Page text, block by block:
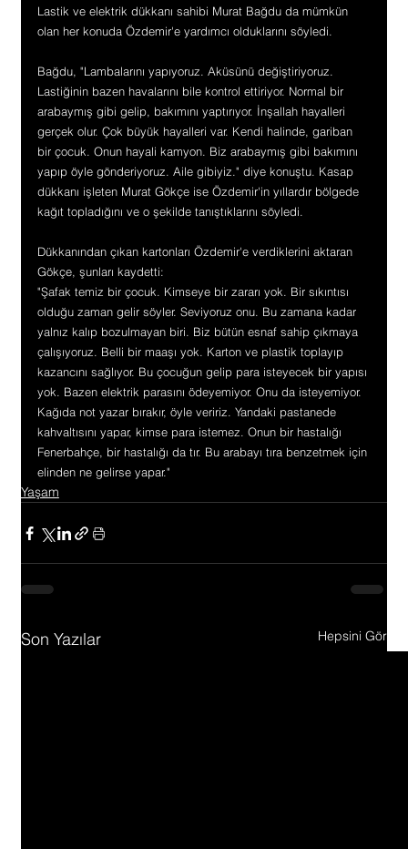
Lastik ve elektrik dükkanı sahibi Murat Bağdu da mümkün
olan her konuda Özdemir'e yardımcı olduklarını söyledi.
Bağdu, "Lambalarını yapıyoruz. Aküsünü değiştiriyoruz.
Lastiğinin bazen havalarını bile kontrol ettiriyor. Normal bir
arabaymış gibi gelip, bakımını yaptırıyor. İnşallah hayalleri
gerçek olur. Çok büyük hayalleri var. Kendi halinde, gariban
bir çocuk. Onun hayali kamyon. Biz arabaymış gibi bakımını
yapıp öyle gönderiyoruz. Aile gibiyiz." diye konuştu. Kasap
dükkanı işleten Murat Gökçe ise Özdemir'in yıllardır bölgede
kağıt topladığını ve o şekilde tanıştıklarını söyledi.
Dükkanından çıkan kartonları Özdemir'e verdiklerini aktaran
Gökçe, şunları kaydetti:
"Şafak temiz bir çocuk. Kimseye bir zararı yok. Bir sıkıntısı
olduğu zaman gelir söyler. Seviyoruz onu. Bu zamana kadar
yalnız kalıp bozulmayan biri. Biz bütün esnaf sahip çıkmaya
çalışıyoruz. Belli bir maaşı yok. Karton ve plastik toplayıp
kazancını sağlıyor. Bu çocuğun gelip para isteyecek bir yapısı
yok. Bazen elektrik parasını ödeyemiyor. Onu da isteyemiyor.
Kağıda not yazar bırakır, öyle veririz. Yandaki pastanede
kahvaltısını yapar, kimse para istemez. Onun bir hastalığı
Fenerbahçe, bir hastalığı da tır. Bu arabayı tıra benzetmek için
elinden ne gelirse yapar."
Yaşam
Son Yazılar Hepsini Gör